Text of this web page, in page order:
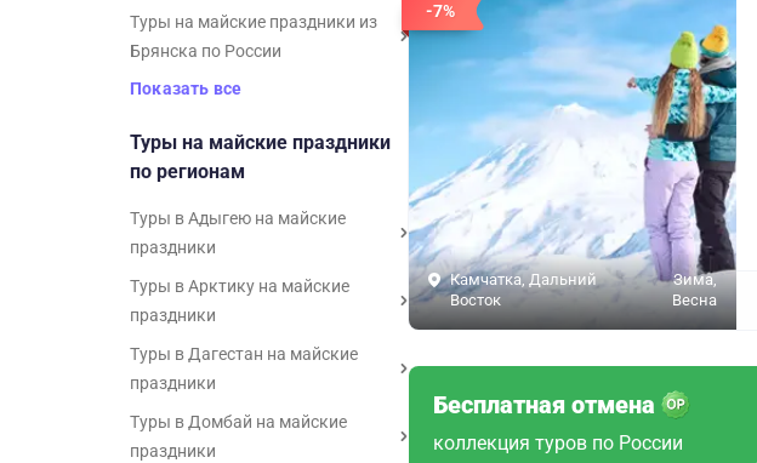
Туры на майские праздники из
Брянска по России
Показать все
Туры на майские праздники
по регионам
Туры в Адыгею на майские
праздники
Туры в Арктику на майские
праздники
Туры в Дагестан на майские
праздники
Туры в Домбай на майские
праздники
-7%
Камчатка, Дальний
Восток
Зима,
Весна
Бесплатная отмена
коллекция туров по России